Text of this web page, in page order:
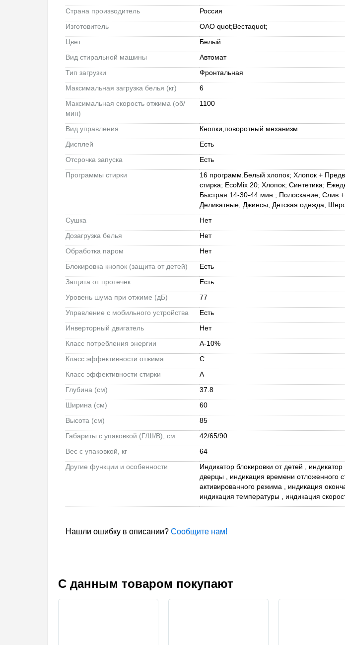
Страна производитель
Россия
Изготовитель
ОАО quot;Вестаquot;
Цвет
Белый
Вид стиральной машины
Автомат
Тип загрузки
Фронтальная
Максимальная загрузка белья (кг)
6
Максимальная скорость отжима (об/
мин)
1100
Вид управления
Кнопки,поворотный механизм
Дисплей
Есть
Отсрочка запуска
Есть
Программы стирки
16 программ.Белый хлопок; Хлопок +
стирка; EcoMix 20; Хлопок; Синтетика;
Быстрая 14-30-44 мин.; Полоскание; Слив
Деликатные; Джинсы; Детская одежда;
Сушка
Нет
Дозагрузка белья
Нет
Обработка паром
Нет
Блокировка кнопок (защита от детей)
Есть
Защита от протечек
Есть
Уровень шума при отжиме (дБ)
77
Управление c мобильного устройства
Есть
Инверторный двигатель
Нет
Класс потребления энергии
А-10%
Класс эффективности отжима
C
Класс эффективности стирки
A
Глубина (см)
37.8
Ширина (см)
60
Высота (см)
85
Габариты с упаковкой (Г/Ш/В), см
42/65/90
Вес с упаковкой, кг
64
Другие функции и особенности
Индикатор блокировки от детей , индикатор
дверцы , индикация времени отложенного
активированного режима , индикация
индикация температуры , индикация
Нашли ошибку в описании? Сообщите нам!
С данным товаром покупают